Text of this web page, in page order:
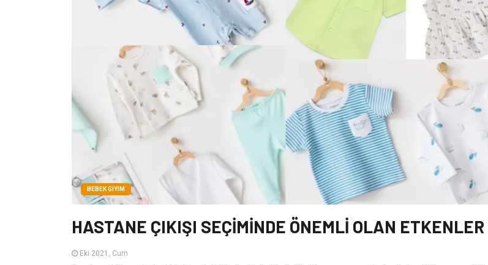
BEBEK GIYIM
HASTANE ÇIKIŞI SEÇİMİNDE ÖNEMLİ OLAN ETKENLER
Eki 2021, Cum